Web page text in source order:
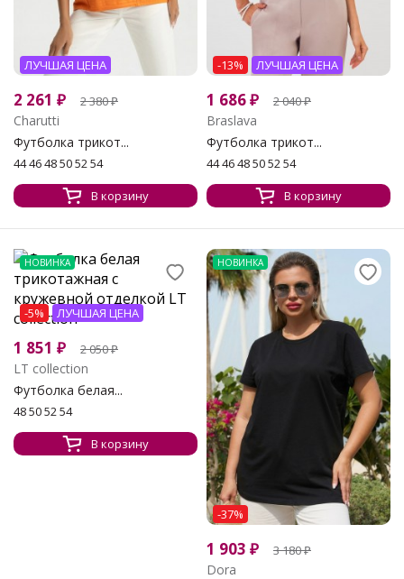
ЛУЧШАЯ ЦЕНА
2 261 ₽ 2 380₽
Charutti
Футболка трикот...
44 46 48 50 52 54
В корзину
-13% ЛУЧШАЯ ЦЕНА
1 686₽ 2 040₽
Braslava
Футболка трикот...
44 46 48 50 52 54
В корзину
НОВИНКА
-5% ЛУЧШАЯ ЦЕНА
1 851 ₽ 2 050₽
LT collection
Футболка белая...
48 50 52 54
В корзину
НОВИНКА
-37%
1 903 ₽ 3 180₽
Dora